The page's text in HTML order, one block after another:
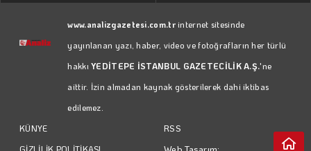
www.analizgazetesi.com.trinternet sitesinde
yayınlanan yazı, haber, video ve fotoğrafların her türlü
hakkıYEDİTEPE İSTANBUL GAZETECİLİK A.Ş.'ne
aittir. İzin almadan kaynak gösterilerek dahi iktibas
edilemez.
KÜNYE
RSS